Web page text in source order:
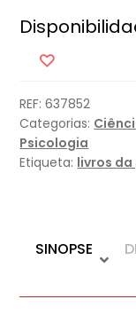
de
um
REF:637852
Categorias:
Psicologia
Etiqueta: livros
SINOPSE